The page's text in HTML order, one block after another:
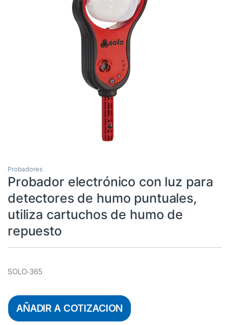
Probadores
Probador electrónico con luz para
detectores de humo puntuales,
utiliza cartuchos de humo de
repuesto
SOLO-365
AÑADIR A COTIZACION